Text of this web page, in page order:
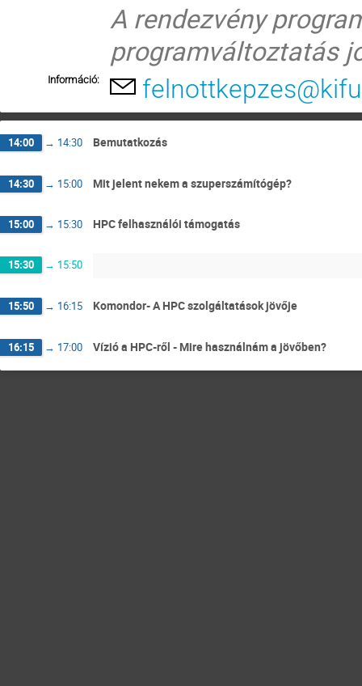
A rendezvény
programváltoztatás
Információ:
14:00 → 14:30 Bemutatkozás
14:30 → 15:00 Mit jelent nekem a szuperszámítógép?
15:00 → 15:30 HPC felhasználói támogatás
15:30 → 15:50
15:50 → 16:15 Komondor- A HPC szolgáltatások jövője
16:15 → 17:00 Vízió a HPC-ről - Mire használnám a jövőben?